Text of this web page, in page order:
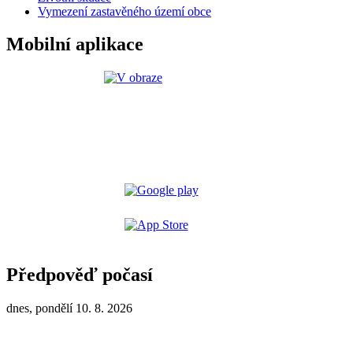
Vymezení zastavěného území obce
Mobilní aplikace
Předpověď počasí
dnes, pondělí 10. 8. 2026